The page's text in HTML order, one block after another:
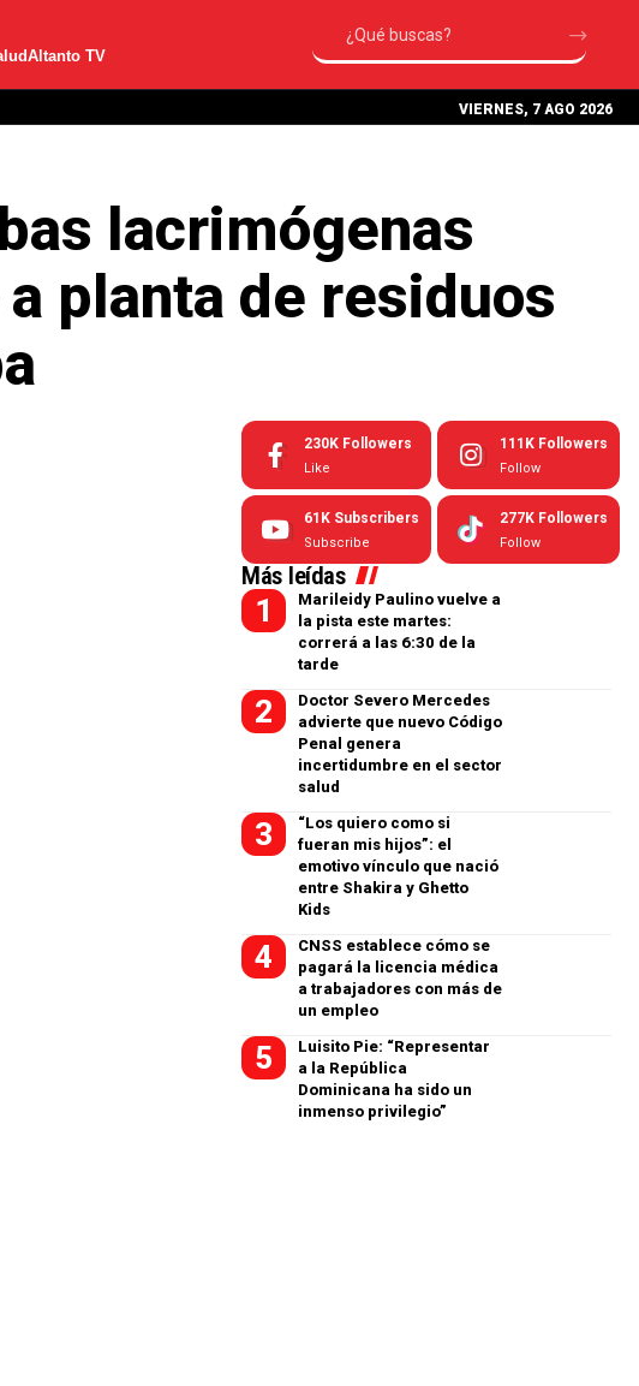
Altanto TV
VIERNES, 7 AGO 2026
lacrimógenas
planta de residuos
230K Followers
Like
111K Followers
Follow
61K Subscribers
Subscribe
277K Followers
Follow
Más leídas
Marileidy Paulino vuelve a
la pista este martes:
correrá a las 6:30 de la
tarde
Doctor Severo Mercedes
advierte que nuevo Código
Penal genera
incertidumbre en el sector
salud
“Los quiero como si
fueran mis hijos”: el
emotivo vínculo que nació
entre Shakira y Ghetto
Kids
CNSS establece cómo se
pagará la licencia médica
a trabajadores con más de
un empleo
Luisito Pie: “Representar
a la República
Dominicana ha sido un
inmenso privilegio”